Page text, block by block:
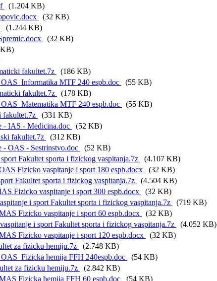
(1.204 KB)
(32 KB)
(1.244 KB)
(32 KB)
fakultet.7z
(186 KB)
MTF 240 espb.doc
(55 KB)
fakultet.7z
(178 KB)
MTF 240 espb.doc
(55 KB)
fakultet.7z
(331 KB)
IAS - Medicina.doc
(52 KB)
fakultet.7z
(312 KB)
OAS - Sestrinstvo.doc
(52 KB)
Fakultet sporta i fizickog vaspitanja.7z
(4.107 KB)
Fizicko vaspitanje i sport 180 espb.docx
(32 KB)
Fakultet sporta i fizickog vaspitanja.7z
(4.504 KB)
Fizicko vaspitanje i sport 300 espb.docx
(32 KB)
i sport Fakultet sporta i fizickog vaspitanja.7z
(719 KB)
Fizicko vaspitanje i sport 60 espb.docx
(32 KB)
i sport Fakultet sporta i fizickog vaspitanja.7z
(4.052 KB)
Fizicko vaspitanje i sport 120 espb.docx
(32 KB)
za fizicku hemiju.7z
(2.748 KB)
hemija FFH 240espb.doc
(54 KB)
za fizicku hemiju.7z
(2.842 KB)
Fizicka hemija FFH 60 espb.doc (54 KB)